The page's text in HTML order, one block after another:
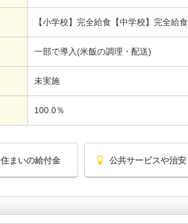
【小学校】完全給食【中学校】完全給食
一部で導入(米飯の調理・配送)
未実施
100.0％
住まいの給付金 公共サービスや治安